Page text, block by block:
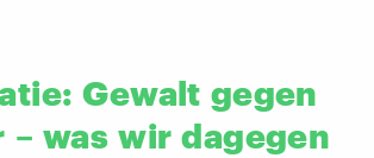
Gewalt gegen
– was wir dagegen